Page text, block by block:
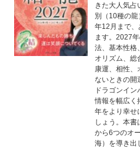
きた大人気
別（10種の
年12月まで
ます。2027
法、基本性格
オリズム、総
康運、相性、
ないときの開
ドラゴンイ
情報を幅広く
年をより幸せ
しょう。本
から6つのオ
海）を導き出